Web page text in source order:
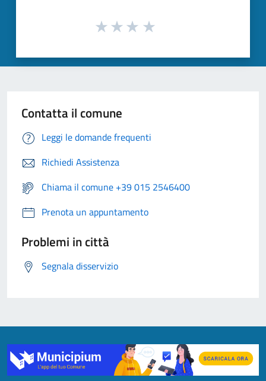
Contatta il comune
Leggi le domande frequenti
Richiedi Assistenza
Chiama il comune +39 015 2546400
Prenota un appuntamento
Problemi in città
Segnala disservizio